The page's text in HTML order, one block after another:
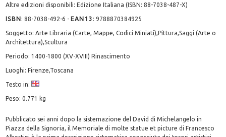
Altre edizioni disponibili: Edizione Italiana (ISBN: 88-7038-487-X)
ISBN:88-7038-492-6 - EAN13 :9788870384925
Soggetto: Arte Libraria (Carte, Mappe, Codici Miniati),Pittura,Saggi (Arte o
Architettura),Scultura
Periodo: 1400-1800 (XV-XVIII) Rinascimento
Luoghi: Firenze,Toscana
Testo in:
Peso: 0.771 kg
Pubblicato sei anni dopo la sistemazione del David di Michelangelo in
Piazza della Signoria, il Memoriale di molte statue et picture di Francesco